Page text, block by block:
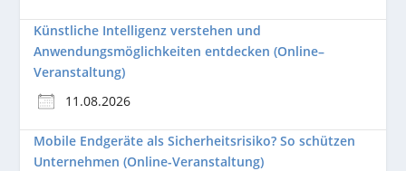
Künstliche Intelligenz verstehen und
Anwendungsmöglichkeiten entdecken (Online–
Veranstaltung)
11.08.2026
Mobile Endgeräte als Sicherheitsrisiko? So schützen
Unternehmen (Online-Veranstaltung)